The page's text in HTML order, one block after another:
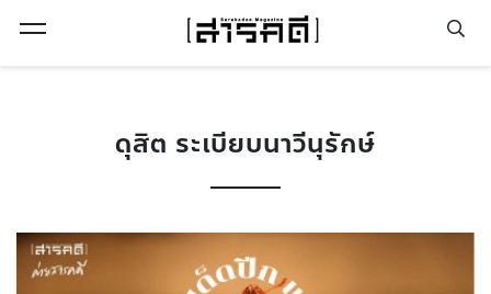
ดุสิต ระเบียบนาวีนุรักษ์